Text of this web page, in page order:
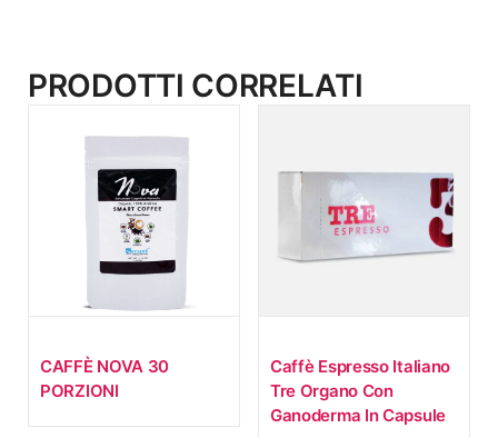
PRODOTTI CORRELATI
CAFFÈ NOVA 30
PORZIONI
Caffè Espresso Italiano
Tre Organo Con
Ganoderma In Capsule